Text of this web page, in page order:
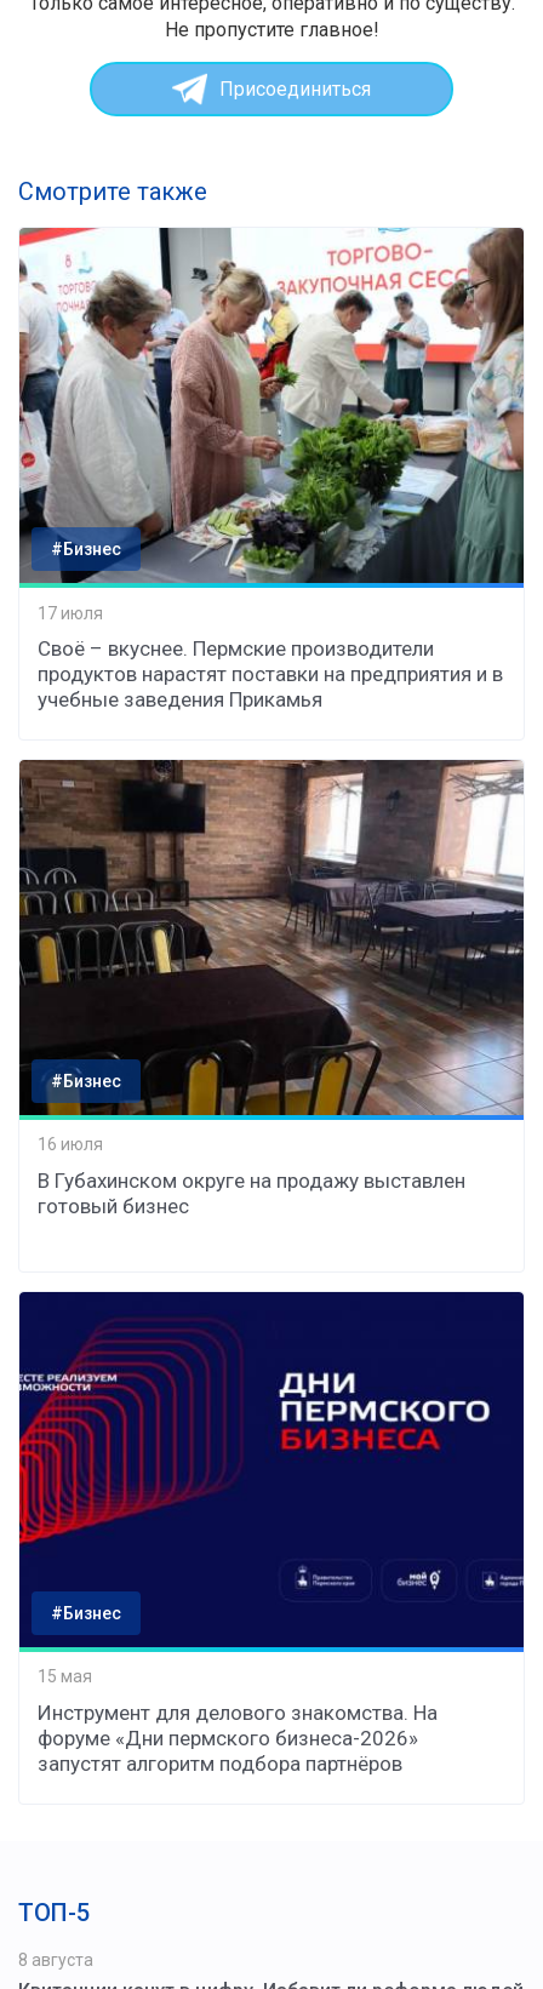
Не пропустите главное!
Присоединиться
Смотрите также
#Бизнес
17 июля
Своё – вкуснее. Пермские производители
продуктов нарастят поставки на предприятия и в
учебные заведения Прикамья
#Бизнес
16 июля
В Губахинском округе на продажу выставлен
готовый бизнес
#Бизнес
15 мая
Инструмент для делового знакомства. На
форуме «Дни пермского бизнеса-2026»
запустят алгоритм подбора партнёров
ТОП-5
8 августа